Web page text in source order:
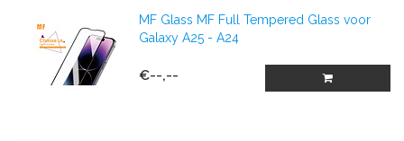
MF Glass MF Full Tempered Glass voor
Galaxy A25 - A24
€--,--